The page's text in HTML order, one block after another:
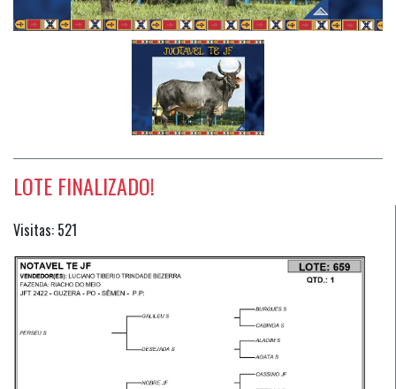
LOTE FINALIZADO!
Visitas: 521